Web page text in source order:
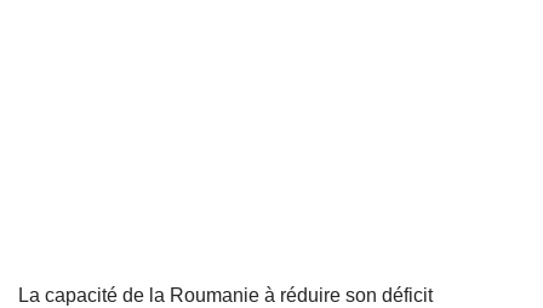
La capacité de la Roumanie à réduire son déficit